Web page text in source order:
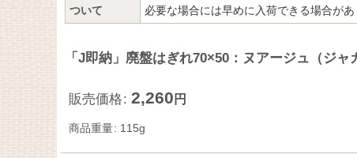
ついて
必要な場合には早めに入荷できる場合が
「J即納」廃盤はぎれ70×50：ヌアージュ（ジャ
販売価格: 2,260 円
商品重量: 115g